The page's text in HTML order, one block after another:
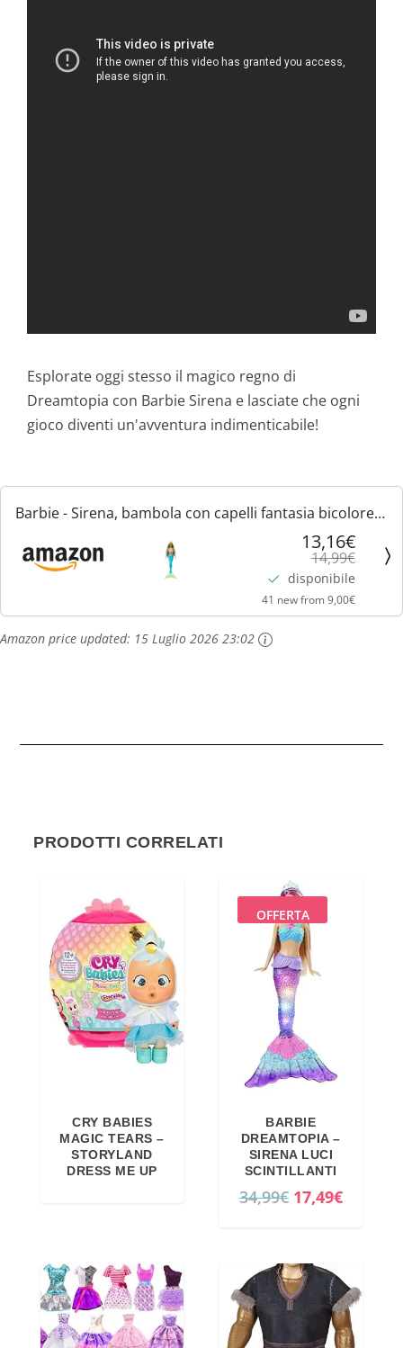
Esplorate oggi stesso il magico regno di
Dreamtopia con Barbie Sirena e lasciate che ogni
gioco diventi un'avventura indimenticabile!
Barbie - Sirena, bambola con capelli fantasia bicolore
blue e gialli e cerchietto incluso, con corpetto ispirato
alle conchiglie e coda turchese, giocattolo...
13,16€
14,99€
disponibile
41 new from 9,00€
Amazon price updated: 15 Luglio 2026 23:02
PRODOTTI CORRELATI
CRY BABIES
MAGIC TEARS –
STORYLAND
DRESS ME UP
OFFERTA
BARBIE
DREAMTOPIA –
SIRENA LUCI
SCINTILLANTI
34,99€ I
r
e
z
z
17,49€I
e
z
z